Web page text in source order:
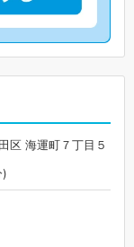
区 海運町７丁目５
)